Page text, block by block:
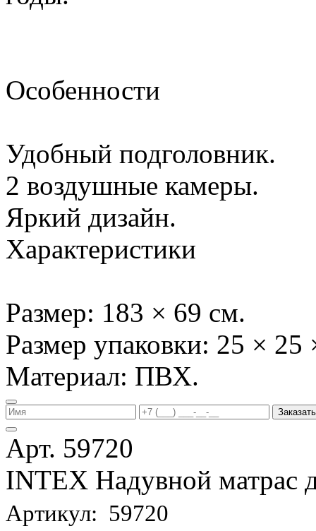
Особенности
Удобный подголовник.
2 воздушные камеры.
Яркий дизайн.
Характеристики
Размер: 183 × 69 см.
Размер упаковки: 25 × 25
Материал: ПВХ.
Заказать
Арт. 59720
INTEX Надувной матрас
Артикул: 59720